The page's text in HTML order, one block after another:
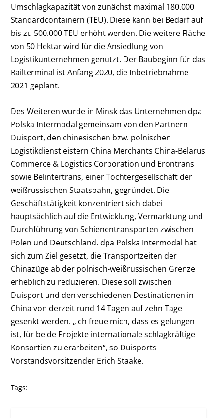
Umschlagkapazität von zunächst maximal 180.000
Standardcontainern (TEU). Diese kann bei Bedarf auf
bis zu 500.000 TEU erhöht werden. Die weitere Fläche
von 50 Hektar wird für die Ansiedlung von
Logistikunternehmen genutzt. Der Baubeginn für das
Railterminal ist Anfang 2020, die Inbetriebnahme
2021 geplant.
Des Weiteren wurde in Minsk das Unternehmen dpa
Polska Intermodal gemeinsam von den Partnern
Duisport, den chinesischen bzw. polnischen
Logistikdienstleistern China Merchants China-Belarus
Commerce & Logistics Corporation und Erontrans
sowie Belintertrans, einer Tochtergesellschaft der
weißrussischen Staatsbahn, gegründet. Die
Geschäftstätigkeit konzentriert sich dabei
hauptsächlich auf die Entwicklung, Vermarktung und
Durchführung von Schienentransporten zwischen
Polen und Deutschland. dpa Polska Intermodal hat
sich zum Ziel gesetzt, die Transportzeiten der
Chinazüge ab der polnisch-weißrussischen Grenze
erheblich zu reduzieren. Diese soll zwischen
Duisport und den verschiedenen Destinationen in
China von derzeit rund 14 Tagen auf zehn Tage
gesenkt werden. „Ich freue mich, dass es gelungen
ist, für beide Projekte internationale schlagkräftige
Konsortien zu erarbeiten“, so Duisports
Vorstandsvorsitzender Erich Staake.
Tags: